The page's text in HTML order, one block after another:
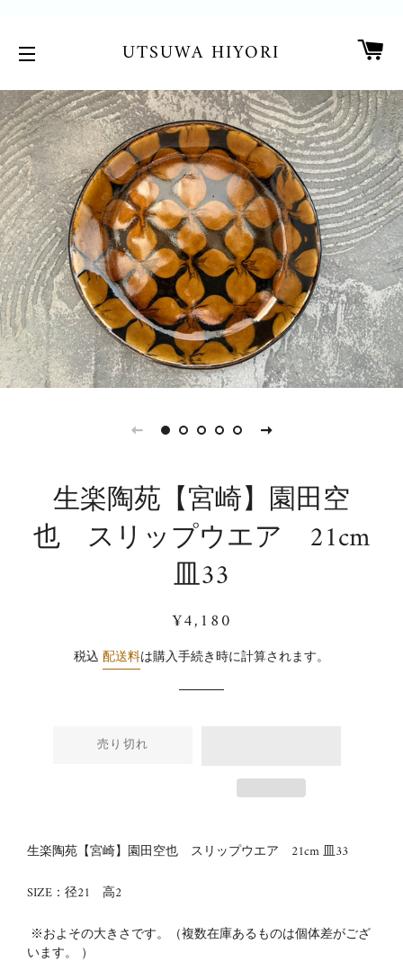
UTSUWA HIYORI
生楽陶苑【宮崎】園田空
也 スリップウエア 21cm
皿33
通
価
販
価
¥4,180
税込 配送料は購入手続き時に計算されます。
売り切れ
生楽陶苑【宮崎】園田空也 スリップウエア 21cm 皿33
SIZE：径21 高2
※およその大きさです。（複数在庫あるものは個体差がござ
います。 ）